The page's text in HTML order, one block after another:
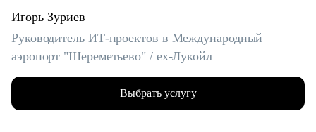
Игорь Зуриев
Руководитель ИТ-проектов в Международный
аэропорт "Шереметьево" / ex-Лукойл
Выбрать услугу